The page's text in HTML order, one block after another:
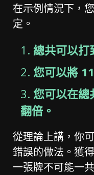
在示例情況下，
定。
總共可以打
您可以將
您可以在總
翻倍。
從理論上講，你
錯誤的做法。獲
一張牌不​​可能一